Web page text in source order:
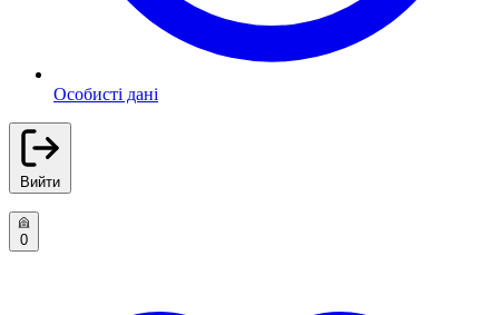
Особисті дані
Вийти
0